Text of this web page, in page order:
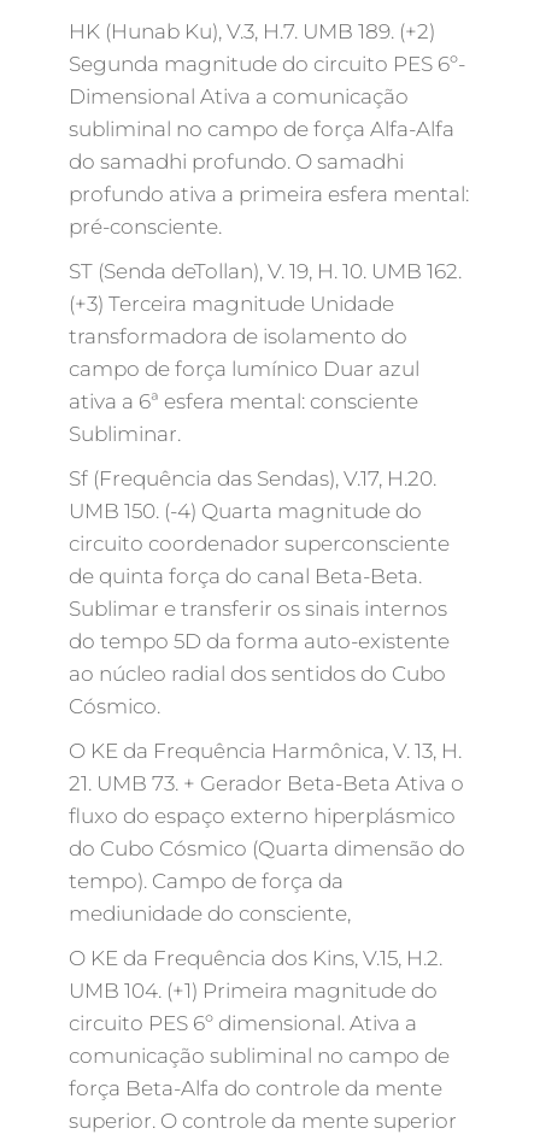
HK (Hunab Ku), V.3, H.7. UMB 189. (+2)
Segunda magnitude do circuito PES 6º-
Dimensional Ativa a comunicação
subliminal no campo de força Alfa-Alfa
do samadhi profundo. O samadhi
profundo ativa a primeira esfera mental:
pré-consciente.
ST (Senda deTollan), V. 19, H. 10. UMB 162.
(+3) Terceira magnitude Unidade
transformadora de isolamento do
campo de força lumínico Duar azul
ativa a 6ª esfera mental: consciente
Subliminar.
Sf (Frequência das Sendas), V.17, H.20.
UMB 150. (-4) Quarta magnitude do
circuito coordenador superconsciente
de quinta força do canal Beta-Beta.
Sublimar e transferir os sinais internos
do tempo 5D da forma auto-existente
ao núcleo radial dos sentidos do Cubo
Cósmico.
O KE da Frequência Harmônica, V. 13, H.
21. UMB 73. + Gerador Beta-Beta Ativa o
fluxo do espaço externo hiperplásmico
do Cubo Cósmico (Quarta dimensão do
tempo). Campo de força da
mediunidade do consciente,
O KE da Frequência dos Kins, V.15, H.2.
UMB 104. (+1) Primeira magnitude do
circuito PES 6º dimensional. Ativa a
comunicação subliminal no campo de
força Beta-Alfa do controle da mente
superior. O controle da mente superior